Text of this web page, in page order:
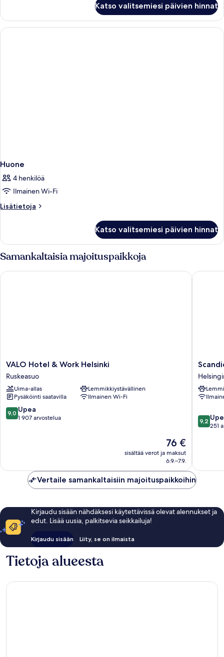
Katso valitsemiesi päivien hinnat
Huone
4 henkilöä
Ilmainen Wi-Fi
Lisätietoja
Lisätietoja
Katso valitsemiesi päivien hinnat
Samankaltaisia majoituspaikkoja
VALO
Hotel
&
Work
Helsinki
Ruskeasuo
VALO Hotel & Work Helsinki
Ruskeasuo
Uima-allas
Lemmikkiystävällinen
Pysäköinti saatavilla
Ilmainen Wi-Fi
9.0
kautta
9,0 Upea
1 907 arvostelua
Hinta
on
76 €
76 €
sisältää verot ja maksut
6.9.–7.9.
VALO Hotel & Work Helsinki
Scandic
Helsinki
Station
9.2
kautta
9,2
251
Scandic
Vertaile samankaltaisiin majoituspaikkoihin
Kirjaudu sisään nähdäksesi käytettävissä olevat alennukset ja
edut. Lisää uusia, palkitsevia seikkailuja!
Kirjaudu sisään Liity, se on ilmaista
Tietoja alueesta